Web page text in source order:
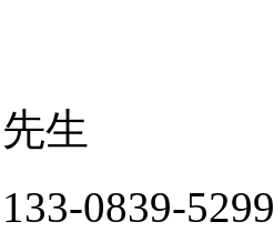
生
0839-